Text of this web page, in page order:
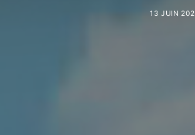
13 JUIN